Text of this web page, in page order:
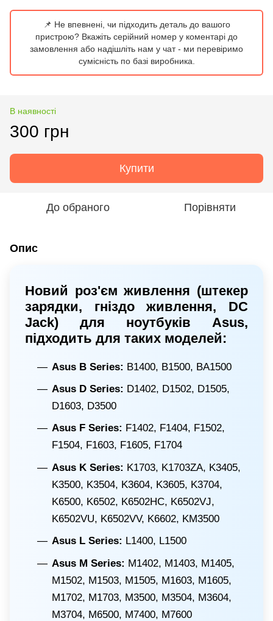
📌 Не впевнені, чи підходить деталь до вашого
пристрою? Вкажіть серійний номер у коментарі до
замовлення або надішліть нам у чат - ми перевіримо
сумісність по базі виробника.
В наявності
300 грн
Купити
До обраного Порівняти
Опис
Новий роз'єм живлення (штекер
зарядки, гніздо живлення, DC
Jack) для ноутбуків Asus,
підходить для таких моделей:
Asus B Series: B1400, B1500, BA1500
Asus D Series: D1402, D1502, D1505,
D1603, D3500
Asus F Series: F1402, F1404, F1502,
F1504, F1603, F1605, F1704
Asus K Series: K1703, K1703ZA, K3405,
K3500, K3504, K3604, K3605, K3704,
K6500, K6502, K6502HC, K6502VJ,
K6502VU, K6502VV, K6602, KM3500
Asus L Series: L1400, L1500
Asus M Series: M1402, M1403, M1405,
M1502, M1503, M1505, M1603, M1605,
M1702, M1703, M3500, M3504, M3604,
M3704, M6500, M7400, M7600